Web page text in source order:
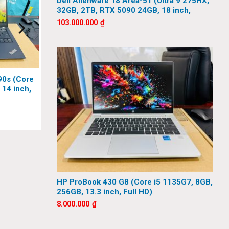
. Với
(Core
14 inch,
32GB, 2TB, RTX 5090 24GB, 18 inch,
QHD+, 300Hz)
103.000.000 ₫
HP ProBook 430 G8 (Core i5 1135G7, 8GB,
256GB, 13.3 inch, Full HD)
8.000.000 ₫